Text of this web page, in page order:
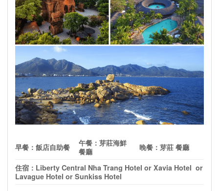
早餐：飯店自助餐
午餐：芽莊海鮮
餐廳
晚餐：芽莊 餐廳
住宿： Liberty Central Nha Trang Hotel or Xavia Hotel or
Lavague Hotel or Sunkiss Hotel